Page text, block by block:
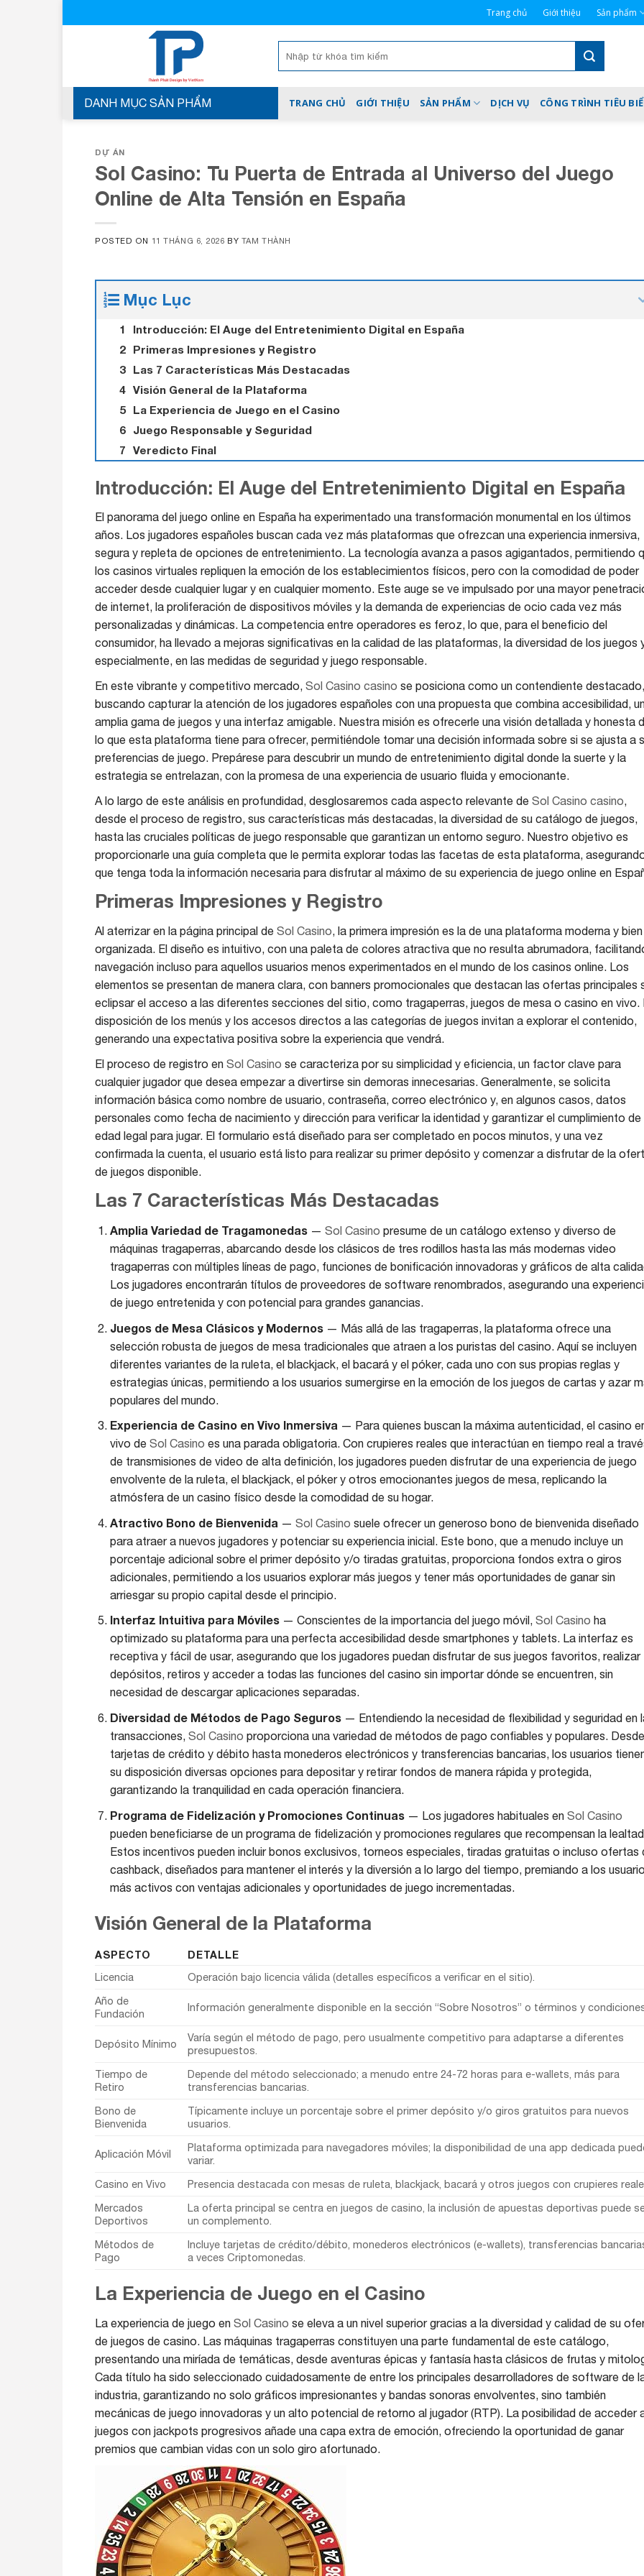
to
Trang chủ Giới thiệu Sản phẩm
kiếm:
DANH MỤC SẢN PHẨM TRANG CHỦ GIỚI THIỆU SẢN PHẨM DỊCH VỤ CÔNG TRÌNH TIÊU
DỰ ÁN
Sol Casino: Tu Puerta de Entrada al Universo del Juego
Online de Alta Tensión en España
POSTED ON 11 THÁNG 6, 2026 BY TAM THÀNH
Mục Lục
Introducción: El Auge del Entretenimiento Digital en España
Primeras Impresiones y Registro
Las 7 Características Más Destacadas
Visión General de la Plataforma
La Experiencia de Juego en el Casino
Juego Responsable y Seguridad
Veredicto Final
Introducción: El Auge del Entretenimiento Digital en España
El panorama del juego online en España ha experimentado una transformación monumental en los últimos
años. Los jugadores españoles buscan cada vez más plataformas que ofrezcan una experiencia inmersiva,
segura y repleta de opciones de entretenimiento. La tecnología avanza a pasos agigantados, permitiendo
los casinos virtuales repliquen la emoción de los establecimientos físicos, pero con la comodidad de poder
acceder desde cualquier lugar y en cualquier momento. Este auge se ve impulsado por una mayor
de internet, la proliferación de dispositivos móviles y la demanda de experiencias de ocio cada vez más
personalizadas y dinámicas. La competencia entre operadores es feroz, lo que, para el beneficio del
consumidor, ha llevado a mejoras significativas en la calidad de las plataformas, la diversidad de los juegos
especialmente, en las medidas de seguridad y juego responsable.
En este vibrante y competitivo mercado, Sol Casino casino se posiciona como un contendiente destacado,
buscando capturar la atención de los jugadores españoles con una propuesta que combina accesibilidad,
amplia gama de juegos y una interfaz amigable. Nuestra misión es ofrecerle una visión detallada y honesta
lo que esta plataforma tiene para ofrecer, permitiéndole tomar una decisión informada sobre si se ajusta a
preferencias de juego. Prepárese para descubrir un mundo de entretenimiento digital donde la suerte y la
estrategia se entrelazan, con la promesa de una experiencia de usuario fluida y emocionante.
A lo largo de este análisis en profundidad, desglosaremos cada aspecto relevante de Sol Casino casino,
desde el proceso de registro, sus características más destacadas, la diversidad de su catálogo de juegos,
hasta las cruciales políticas de juego responsable que garantizan un entorno seguro. Nuestro objetivo es
proporcionarle una guía completa que le permita explorar todas las facetas de esta plataforma,
que tenga toda la información necesaria para disfrutar al máximo de su experiencia de juego online en
Primeras Impresiones y Registro
Al aterrizar en la página principal de Sol Casino, la primera impresión es la de una plataforma moderna y bien
organizada. El diseño es intuitivo, con una paleta de colores atractiva que no resulta abrumadora,
navegación incluso para aquellos usuarios menos experimentados en el mundo de los casinos online. Los
elementos se presentan de manera clara, con banners promocionales que destacan las ofertas principales
eclipsar el acceso a las diferentes secciones del sitio, como tragaperras, juegos de mesa o casino en vivo.
disposición de los menús y los accesos directos a las categorías de juegos invitan a explorar el contenido,
generando una expectativa positiva sobre la experiencia que vendrá.
El proceso de registro en Sol Casino se caracteriza por su simplicidad y eficiencia, un factor clave para
cualquier jugador que desea empezar a divertirse sin demoras innecesarias. Generalmente, se solicita
información básica como nombre de usuario, contraseña, correo electrónico y, en algunos casos, datos
personales como fecha de nacimiento y dirección para verificar la identidad y garantizar el cumplimiento de
edad legal para jugar. El formulario está diseñado para ser completado en pocos minutos, y una vez
confirmada la cuenta, el usuario está listo para realizar su primer depósito y comenzar a disfrutar de la
de juegos disponible.
Las 7 Características Más Destacadas
Amplia Variedad de Tragamonedas— Sol Casino presume de un catálogo extenso y diverso de
máquinas tragaperras, abarcando desde los clásicos de tres rodillos hasta las más modernas video
tragaperras con múltiples líneas de pago, funciones de bonificación innovadoras y gráficos de alta
Los jugadores encontrarán títulos de proveedores de software renombrados, asegurando una
de juego entretenida y con potencial para grandes ganancias.
Juegos de Mesa Clásicos y Modernos— Más allá de las tragaperras, la plataforma ofrece una
selección robusta de juegos de mesa tradicionales que atraen a los puristas del casino. Aquí se incluyen
diferentes variantes de la ruleta, el blackjack, el bacará y el póker, cada uno con sus propias reglas y
estrategias únicas, permitiendo a los usuarios sumergirse en la emoción de los juegos de cartas y azar
populares del mundo.
Experiencia de Casino en Vivo Inmersiva — Para quienes buscan la máxima autenticidad, el casino
vivo de Sol Casino es una parada obligatoria. Con crupieres reales que interactúan en tiempo real a
de transmisiones de video de alta definición, los jugadores pueden disfrutar de una experiencia de juego
envolvente de la ruleta, el blackjack, el póker y otros emocionantes juegos de mesa, replicando la
atmósfera de un casino físico desde la comodidad de su hogar.
Atractivo Bono de Bienvenida — Sol Casino suele ofrecer un generoso bono de bienvenida diseñado
para atraer a nuevos jugadores y potenciar su experiencia inicial. Este bono, que a menudo incluye un
porcentaje adicional sobre el primer depósito y/o tiradas gratuitas, proporciona fondos extra o giros
adicionales, permitiendo a los usuarios explorar más juegos y tener más oportunidades de ganar sin
arriesgar su propio capital desde el principio.
Interfaz Intuitiva para Móviles— Conscientes de la importancia del juego móvil, Sol Casino ha
optimizado su plataforma para una perfecta accesibilidad desde smartphones y tablets. La interfaz es
receptiva y fácil de usar, asegurando que los jugadores puedan disfrutar de sus juegos favoritos, realizar
depósitos, retiros y acceder a todas las funciones del casino sin importar dónde se encuentren, sin
necesidad de descargar aplicaciones separadas.
Diversidad de Métodos de Pago Seguros— Entendiendo la necesidad de flexibilidad y seguridad en
transacciones, Sol Casino proporciona una variedad de métodos de pago confiables y populares. Desde
tarjetas de crédito y débito hasta monederos electrónicos y transferencias bancarias, los usuarios
su disposición diversas opciones para depositar y retirar fondos de manera rápida y protegida,
garantizando la tranquilidad en cada operación financiera.
Programa de Fidelización y Promociones Continuas— Los jugadores habituales en Sol Casino
pueden beneficiarse de un programa de fidelización y promociones regulares que recompensan la lealtad.
Estos incentivos pueden incluir bonos exclusivos, torneos especiales, tiradas gratuitas o incluso ofertas
cashback, diseñados para mantener el interés y la diversión a lo largo del tiempo, premiando a los
más activos con ventajas adicionales y oportunidades de juego incrementadas.
Visión General de la Plataforma
ASPECTO
DETALLE
Licencia
Operación bajo licencia válida (detalles específicos a verificar en el sitio).
Año de
Fundación
Información generalmente disponible en la sección “Sobre Nosotros” o términos y
Depósito Mínimo
Varía según el método de pago, pero usualmente competitivo para adaptarse a diferentes
presupuestos.
Tiempo de
Retiro
Depende del método seleccionado; a menudo entre 24-72 horas para e-wallets, más para
transferencias bancarias.
Bono de
Bienvenida
Típicamente incluye un porcentaje sobre el primer depósito y/o giros gratuitos para nuevos
usuarios.
Aplicación Móvil
Plataforma optimizada para navegadores móviles; la disponibilidad de una app dedicada
variar.
Casino en Vivo
Presencia destacada con mesas de ruleta, blackjack, bacará y otros juegos con crupieres
Mercados
Deportivos
La oferta principal se centra en juegos de casino, la inclusión de apuestas deportivas puede
un complemento.
Métodos de
Pago
Incluye tarjetas de crédito/débito, monederos electrónicos (e-wallets), transferencias
a veces Criptomonedas.
La Experiencia de Juego en el Casino
La experiencia de juego en Sol Casino se eleva a un nivel superior gracias a la diversidad y calidad de su
de juegos de casino. Las máquinas tragaperras constituyen una parte fundamental de este catálogo,
presentando una miríada de temáticas, desde aventuras épicas y fantasía hasta clásicos de frutas y
Cada título ha sido seleccionado cuidadosamente de entre los principales desarrolladores de software de
industria, garantizando no solo gráficos impresionantes y bandas sonoras envolventes, sino también
mecánicas de juego innovadoras y un alto potencial de retorno al jugador (RTP). La posibilidad de acceder
juegos con jackpots progresivos añade una capa extra de emoción, ofreciendo la oportunidad de ganar
premios que cambian vidas con un solo giro afortunado.